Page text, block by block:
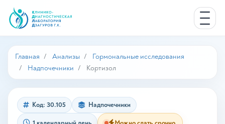
Главная Анализы
Гормональные исследования
Надпочечники
Кортизол
Код: 30.105 Надпочечники